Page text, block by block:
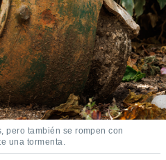
pero también se rompen con
una tormenta.